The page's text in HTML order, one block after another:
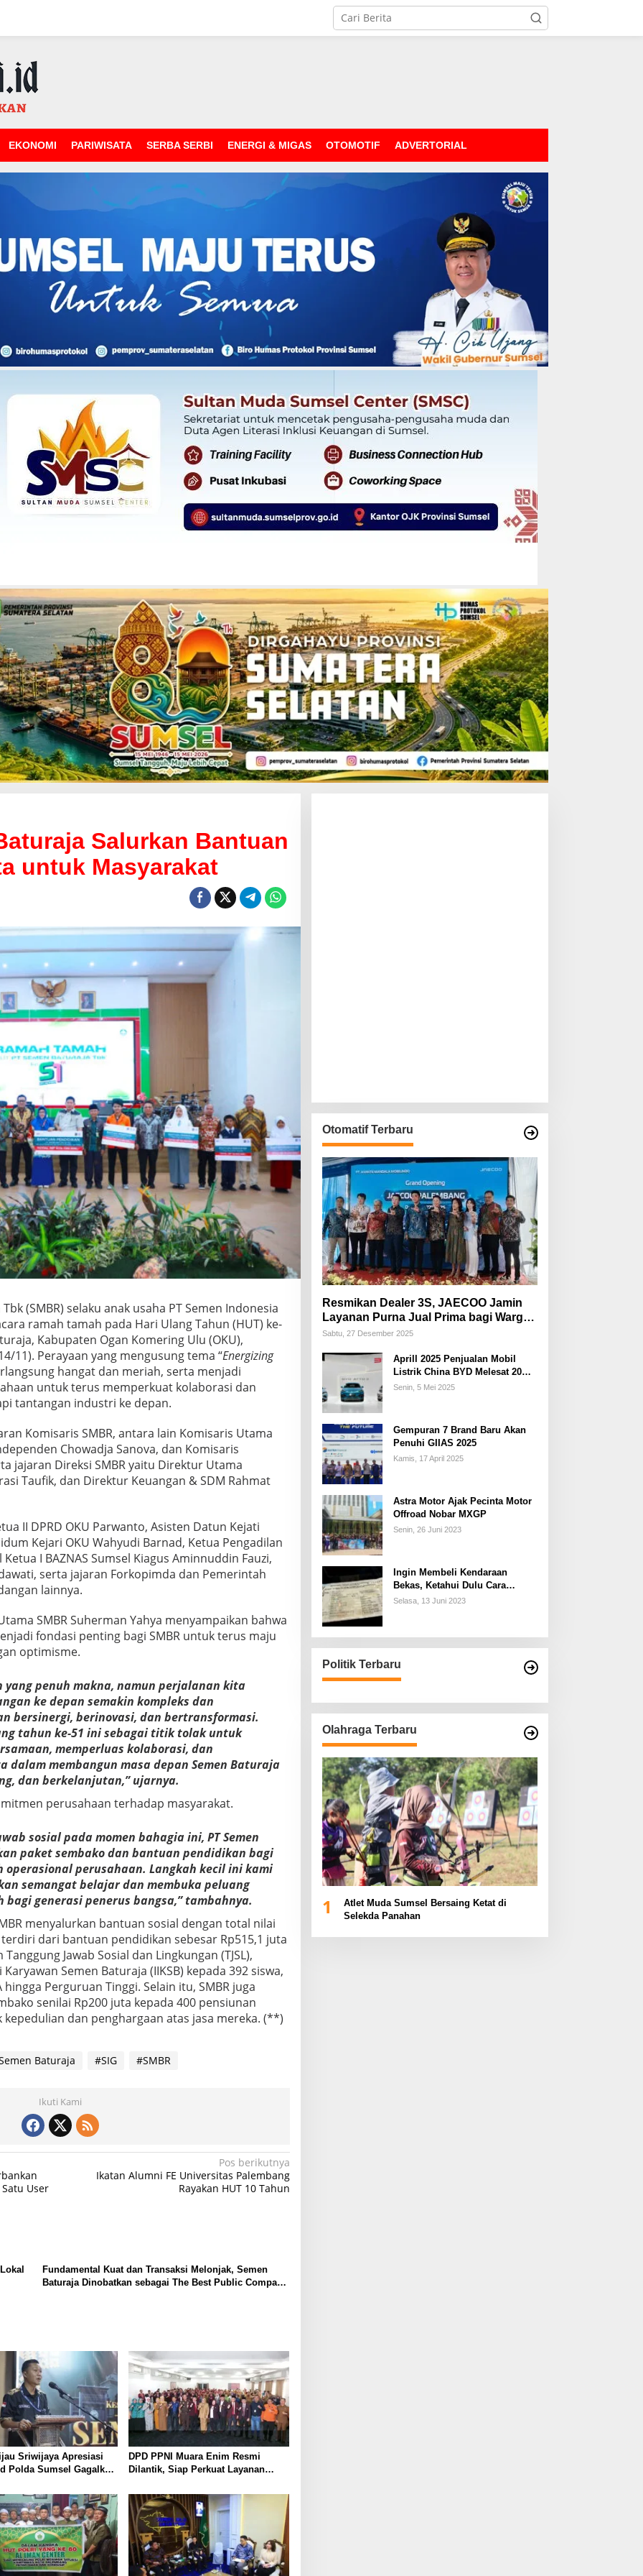
EKONOMI PARIWISATA SERBA SERBI ENERGI & MIGAS OTOMOTIF ADVERTORIAL
Salurkan Bantuan
untuk Masyarakat
(SMBR) selaku anak usaha PT Semen Indonesia
ramah tamah pada Hari Ulang Tahun (HUT) ke-
Kabupaten Ogan Komering Ulu (OKU),
11). Perayaan yang mengusung tema “Energizing
hangat dan meriah, serta menjadi
untuk terus memperkuat kolaborasi dan
tantangan industri ke depan.
Komisaris SMBR, antara lain Komisaris Utama
Chowadja Sanova, dan Komisaris
jajaran Direksi SMBR yaitu Direktur Utama
Taufik, dan Direktur Keuangan & SDM Rahmat
II DPRD OKU Parwanto, Asisten Datun Kejati
Kejari OKU Wahyudi Barnad, Ketua Pengadilan
I BAZNAS Sumsel Kiagus Aminnuddin Fauzi,
serta jajaran Forkopimda dan Pemerintah
lainnya.
SMBR Suherman Yahya menyampaikan bahwa
fondasi penting bagi SMBR untuk terus maju
optimisme.
penuh makna, namun perjalanan kita
ke depan semakin kompleks dan
bersinergi, berinovasi, dan bertransformasi.
tahun ke-51 ini sebagai titik tolak untuk
memperluas kolaborasi, dan
dalam membangun masa depan Semen Baturaja
dan berkelanjutan,” ujarnya.
perusahaan terhadap masyarakat.
sosial pada momen bahagia ini, PT Semen
paket sembako dan bantuan pendidikan bagi
perusahaan. Langkah kecil ini kami
semangat belajar dan membuka peluang
bagi generasi penerus bangsa,” tambahnya.
menyalurkan bantuan sosial dengan total nilai
dari bantuan pendidikan sebesar Rp515,1 juta
Jawab Sosial dan Lingkungan (TJSL),
Semen Baturaja (IIKSB) kepada 392 siswa,
Perguruan Tinggi. Selain itu, SMBR juga
senilai Rp200 juta kepada 400 pensiunan
dan penghargaan atas jasa mereka. (**)
Baturaja #SIG #SMBR
Ikuti Kami
User
Pos berikutnya
Ikatan Alumni FE Universitas Palembang
Rayakan HUT 10 Tahun
Fundamental Kuat dan Transaksi Melonjak, Semen
Baturaja Dinobatkan sebagai The Best Public Company
Sriwijaya Apresiasi
Polda Sumsel Gagalkan
DPD PPNI Muara Enim Resmi
Dilantik, Siap Perkuat Layanan
Otomatif Terbaru
Resmikan Dealer 3S, JAECOO Jamin
Layanan Purna Jual Prima bagi Warga
Palembang
Sabtu, 27 Desember 2025
Aprill 2025 Penjualan Mobil
Listrik China BYD Melesat 20
Persen
Senin, 5 Mei 2025
Gempuran 7 Brand Baru Akan
Penuhi GIIAS 2025
Kamis, 17 April 2025
Astra Motor Ajak Pecinta Motor
Offroad Nobar MXGP
Senin, 26 Juni 2023
Ingin Membeli Kendaraan
Bekas, Ketahui Dulu Cara
Membedakan STNK Palsu dan
Selasa, 13 Juni 2023
Politik Terbaru
Olahraga Terbaru
1
Atlet Muda Sumsel Bersaing Ketat di
Selekda Panahan